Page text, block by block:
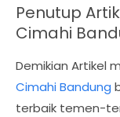
Penutup
Cimahi
Demikian Artikel
Cimahi Bandung
terbaik temen-